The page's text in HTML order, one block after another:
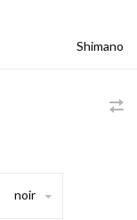
Shimano
noir